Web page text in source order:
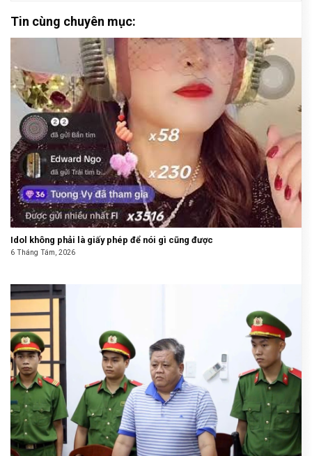
Tin cùng chuyên mục:
Idol không phải là giấy phép để nói gì cũng được
6 Tháng Tám, 2026